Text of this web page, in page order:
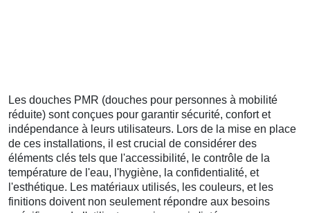
Les douches PMR (douches pour personnes à mobilité
réduite) sont conçues pour garantir sécurité, confort et
indépendance à leurs utilisateurs. Lors de la mise en place
de ces installations, il est crucial de considérer des
éléments clés tels que l'accessibilité, le contrôle de la
température de l'eau, l'hygiène, la confidentialité, et
l'esthétique. Les matériaux utilisés, les couleurs, et les
finitions doivent non seulement répondre aux besoins